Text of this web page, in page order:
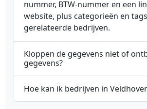
nummer, BTW-nummer en een
website, plus categorieën en
gerelateerde bedrijven.
Kloppen de gegevens niet of
gegevens?
Hoe kan ik bedrijven in